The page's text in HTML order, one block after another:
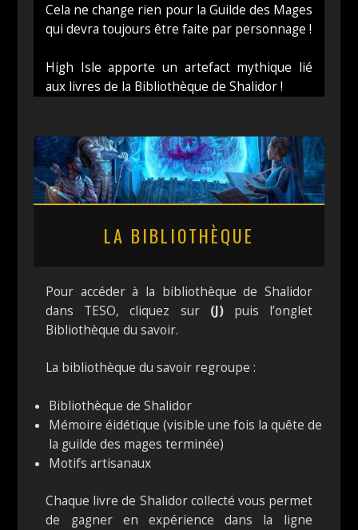
Cela ne change rien pour la Guilde des Mages
qui devra toujours être faite par personnage !
High Isle apporte un artefact mythique lié
aux livres de la Bibliothèque de Shalidor !
LA BIBLIOTHÈQUE
Pour accéder à la bibliothèque de Shalidor
dans TESO, cliquez sur (J)puis l’onglet
Bibliothèque du savoir.
La bibliothèque du savoir regroupe :
Bibliothèque de Shalidor
Mémoire éidétique (visible une fois la quête de
la guilde des mages terminée)
Motifs artisanaux
Chaque livre de Shalidor collecté vous permet
de gagner en expérience dans la ligne